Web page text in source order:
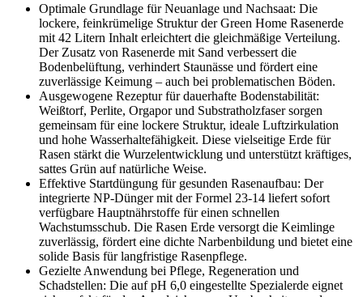
Optimale Grundlage für Neuanlage und Nachsaat: Die
lockere, feinkrümelige Struktur der Green Home Rasenerde
mit 42 Litern Inhalt erleichtert die gleichmäßige Verteilung.
Der Zusatz von Rasenerde mit Sand verbessert die
Bodenbelüftung, verhindert Staunässe und fördert eine
zuverlässige Keimung – auch bei problematischen Böden.
Ausgewogene Rezeptur für dauerhafte Bodenstabilität:
Weißtorf, Perlite, Orgapor und Substratholzfaser sorgen
gemeinsam für eine lockere Struktur, ideale Luftzirkulation
und hohe Wasserhaltefähigkeit. Diese vielseitige Erde für
Rasen stärkt die Wurzelentwicklung und unterstützt kräftiges,
sattes Grün auf natürliche Weise.
Effektive Startdüngung für gesunden Rasenaufbau: Der
integrierte NP-Dünger mit der Formel 23-14 liefert sofort
verfügbare Hauptnährstoffe für einen schnellen
Wachstumsschub. Die Rasen Erde versorgt die Keimlinge
zuverlässig, fördert eine dichte Narbenbildung und bietet eine
solide Basis für langfristige Rasenpflege.
Gezielte Anwendung bei Pflege, Regeneration und
Schadstellen: Die auf pH 6,0 eingestellte Spezialerde eignet